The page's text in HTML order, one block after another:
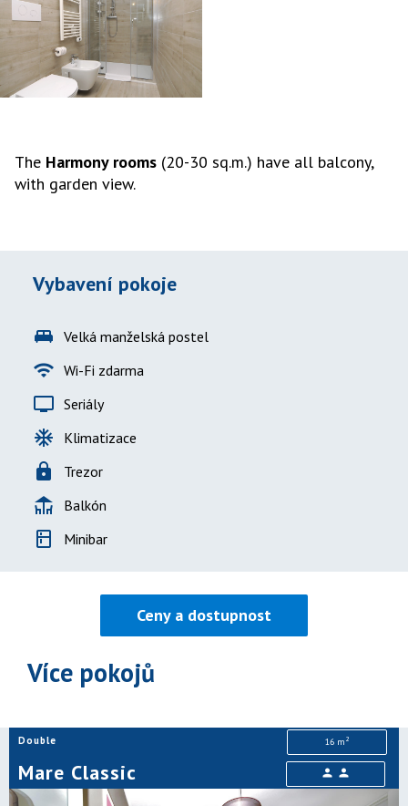
The Harmony rooms (20-30 sq.m.) have all balcony,
with garden view.
Vybavení pokoje
king_bed Velká manželská postel
wifi Wi-Fi zdarma
tv Seriály
ac_unit Klimatizace
lock Trezor
deck Balkón
kitchen Minibar
Ceny a dostupnost
Více pokojů
Double
Mare Classic
16 m 2
person person